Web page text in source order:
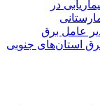
در
عامل برق
استان‌های جنوبی